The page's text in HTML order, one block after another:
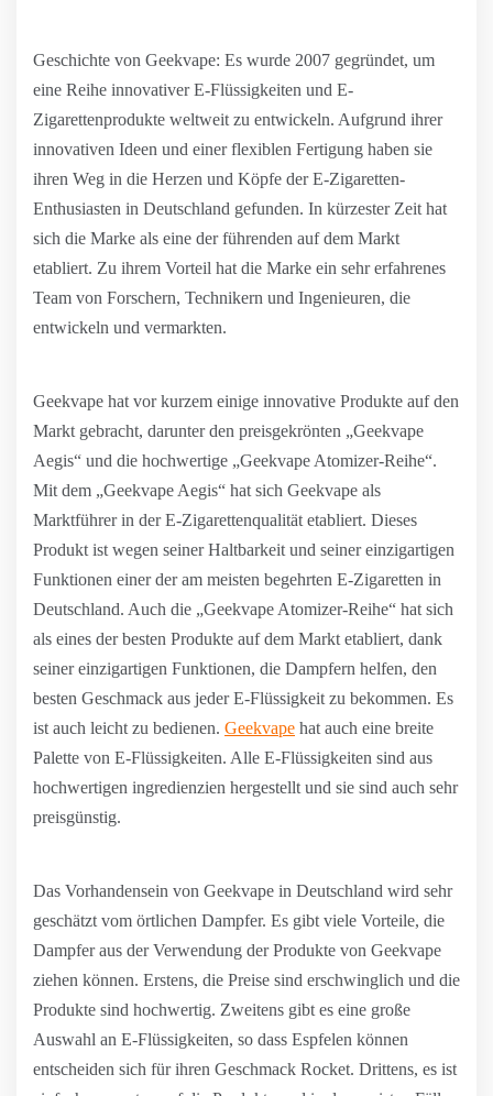
Geschichte von Geekvape: Es wurde 2007 gegründet, um
eine Reihe innovativer E-Flüssigkeiten und E-
Zigarettenprodukte weltweit zu entwickeln. Aufgrund ihrer
innovativen Ideen und einer flexiblen Fertigung haben sie
ihren Weg in die Herzen und Köpfe der E-Zigaretten-
Enthusiasten in Deutschland gefunden. In kürzester Zeit hat
sich die Marke als eine der führenden auf dem Markt
etabliert. Zu ihrem Vorteil hat die Marke ein sehr erfahrenes
Team von Forschern, Technikern und Ingenieuren, die
entwickeln und vermarkten.
Geekvape hat vor kurzem einige innovative Produkte auf den
Markt gebracht, darunter den preisgekrönten „Geekvape
Aegis“ und die hochwertige „Geekvape Atomizer-Reihe“.
Mit dem „Geekvape Aegis“ hat sich Geekvape als
Marktführer in der E-Zigarettenqualität etabliert. Dieses
Produkt ist wegen seiner Haltbarkeit und seiner einzigartigen
Funktionen einer der am meisten begehrten E-Zigaretten in
Deutschland. Auch die „Geekvape Atomizer-Reihe“ hat sich
als eines der besten Produkte auf dem Markt etabliert, dank
seiner einzigartigen Funktionen, die Dampfern helfen, den
besten Geschmack aus jeder E-Flüssigkeit zu bekommen. Es
ist auch leicht zu bedienen. Geekvape hat auch eine breite
Palette von E-Flüssigkeiten. Alle E-Flüssigkeiten sind aus
hochwertigen ingredienzien hergestellt und sie sind auch sehr
preisgünstig.
Das Vorhandensein von Geekvape in Deutschland wird sehr
geschätzt vom örtlichen Dampfer. Es gibt viele Vorteile, die
Dampfer aus der Verwendung der Produkte von Geekvape
ziehen können. Erstens, die Preise sind erschwinglich und die
Produkte sind hochwertig. Zweitens gibt es eine große
Auswahl an E-Flüssigkeiten, so dass Espfelen können
entscheiden sich für ihren Geschmack Rocket. Drittens, es ist